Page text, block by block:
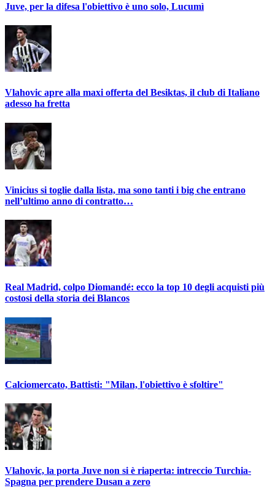
Juve, per la difesa l'obiettivo è uno solo, Lucumì
Vlahovic apre alla maxi offerta del Besiktas, il club di Italiano
adesso ha fretta
Vinicius si toglie dalla lista, ma sono tanti i big che entrano
nell’ultimo anno di contratto…
Real Madrid, colpo Diomandé: ecco la top 10 degli acquisti più
costosi della storia dei Blancos
Calciomercato, Battisti: "Milan, l'obiettivo è sfoltire"
Vlahovic, la porta Juve non si è riaperta: intreccio Turchia-
Spagna per prendere Dusan a zero